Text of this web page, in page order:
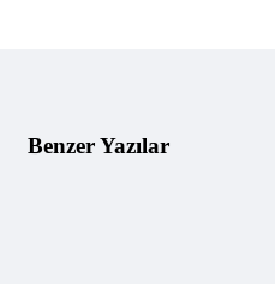
Benzer Yazılar